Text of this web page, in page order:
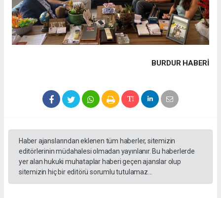
BURDUR HABERİ
Haber ajanslarından eklenen tüm haberler, sitemizin
editörlerinin müdahalesi olmadan yayınlanır. Bu haberlerde
yer alan hukuki muhataplar haberi geçen ajanslar olup
sitemizin hiç bir editörü sorumlu tutulamaz...